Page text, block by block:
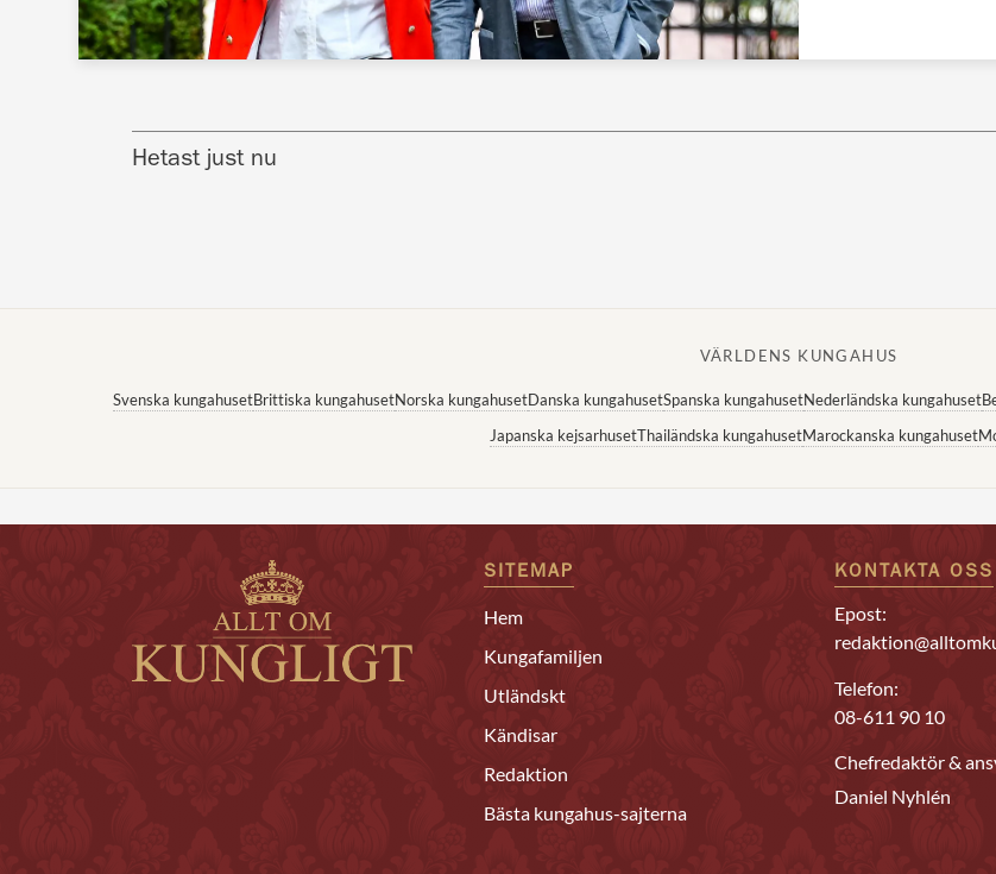
Hetast just nu
VÄRLDENS KUNGAHUS
Svenska kungahusetBrittiska kungahusetNorska kungahusetDanska kungahusetSpanska kungahusetNederländska kungahuset
Japanska kejsarhusetThailändska kungahusetMarockanska kungahuset
SITEMAP
Hem
Kungafamiljen
Utländskt
Kändisar
Redaktion
Bästa kungahus-sajterna
KONTAKTA OSS
Epost:
Telefon:
08-611 90 10
Chefredaktör &
Daniel Nyhlén